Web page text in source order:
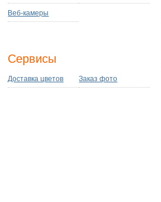
Веб-камеры
Сервисы
Доставка цветов Заказ фото